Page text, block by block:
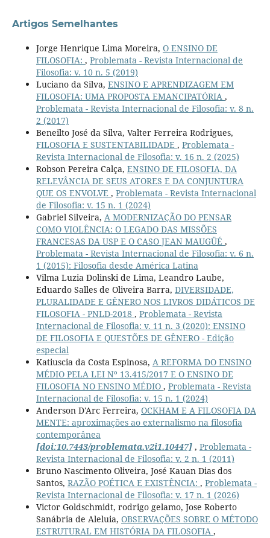
Artigos Semelhantes
Jorge Henrique Lima Moreira, O ENSINO DE
FILOSOFIA: , Problemata - Revista Internacional de
Filosofia: v. 10 n. 5 (2019)
Luciano da Silva, ENSINO E APRENDIZAGEM EM
FILOSOFIA: UMA PROPOSTA EMANCIPATÓRIA ,
Problemata - Revista Internacional de Filosofia: v. 8 n.
2 (2017)
Beneilto José da Silva, Valter Ferreira Rodrigues,
FILOSOFIA E SUSTENTABILIDADE , Problemata -
Revista Internacional de Filosofia: v. 16 n. 2 (2025)
Robson Pereira Calça, ENSINO DE FILOSOFIA, DA
RELEVÂNCIA DE SEUS ATORES E DA CONJUNTURA
QUE OS ENVOLVE , Problemata - Revista Internacional
de Filosofia: v. 15 n. 1 (2024)
Gabriel Silveira, A MODERNIZAÇÃO DO PENSAR
COMO VIOLÊNCIA: O LEGADO DAS MISSÕES
FRANCESAS DA USP E O CASO JEAN MAUGÜÉ ,
Problemata - Revista Internacional de Filosofia: v. 6 n.
1 (2015): Filosofia desde América Latina
Vilma Luzia Dolinski de Lima, Leandro Laube,
Eduardo Salles de Oliveira Barra, DIVERSIDADE,
PLURALIDADE E GÊNERO NOS LIVROS DIDÁTICOS DE
FILOSOFIA - PNLD-2018 , Problemata - Revista
Internacional de Filosofia: v. 11 n. 3 (2020): ENSINO
DE FILOSOFIA E QUESTÕES DE GÊNERO - Edição
especial
Katiuscia da Costa Espinosa, A REFORMA DO ENSINO
MÉDIO PELA LEI Nº 13.415/2017 E O ENSINO DE
FILOSOFIA NO ENSINO MÉDIO , Problemata - Revista
Internacional de Filosofia: v. 15 n. 1 (2024)
Anderson D'Arc Ferreira, OCKHAM E A FILOSOFIA DA
MENTE: aproximações ao externalismo na filosofia
contemporânea
[doi:10.7443/problemata.v2i1.10447], Problemata -
Revista Internacional de Filosofia: v. 2 n. 1 (2011)
Bruno Nascimento Oliveira, José Kauan Dias dos
Santos, RAZÃO POÉTICA E EXISTÊNCIA: , Problemata -
Revista Internacional de Filosofia: v. 17 n. 1 (2026)
Victor Goldschmidt, rodrigo gelamo, Jose Roberto
Sanábria de Aleluia, OBSERVAÇÕES SOBRE O MÉTODO
ESTRUTURAL EM HISTÓRIA DA FILOSOFIA ,